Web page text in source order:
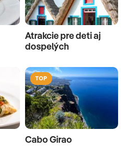
príplatok
Atrakcie pre deti aj
dospelých
TOP
Cabo Girao